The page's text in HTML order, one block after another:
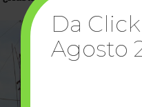
Da
Agosto